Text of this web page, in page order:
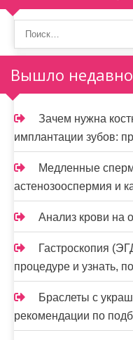
Вышло
Зачем нужна
имплантации зубов:
Медленные
астенозооспермия и
Анализ крови на
Гастроскопия
процедуре и узнать,
Браслеты с
рекомендации по